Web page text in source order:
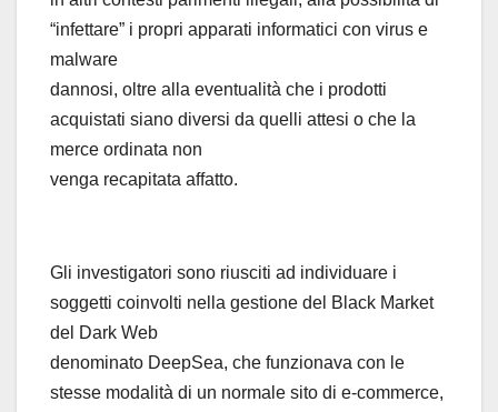
“infettare” i propri apparati informatici con virus e
malware
dannosi, oltre alla eventualità che i prodotti
acquistati siano diversi da quelli attesi o che la
merce ordinata non
venga recapitata affatto.
Gli investigatori sono riusciti ad individuare i
soggetti coinvolti nella gestione del Black Market
del Dark Web
denominato DeepSea, che funzionava con le
stesse modalità di un normale sito di e-commerce,